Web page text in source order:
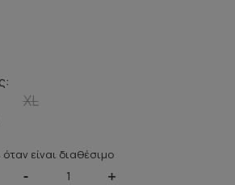
XL
είναι διαθέσιμο
- +